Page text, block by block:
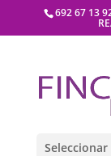
692 67 13